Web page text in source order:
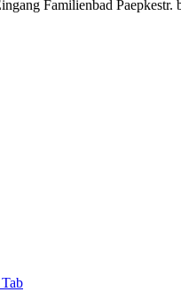
Familienbad Paepkestr.